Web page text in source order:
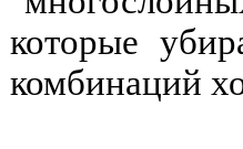
которые
комбинаций